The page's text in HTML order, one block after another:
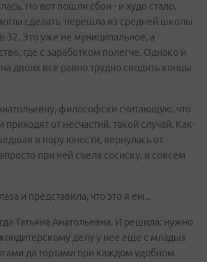
Но вот пошли сбои - и худо стало.
сделать, перешла из средней школы
Это уже не муниципальное, а
где с заработком полегче. Однако и
двоих все равно трудно сводить концы
философски считающую, что
от несчастий, такой случай. Как-
в пору юности, вернулась от
при ней съела сосиску, и совсем
и представила, что это я ем...
Татьяна Анатольевна. И решила: нужно
кондитерскому делу у нее еще с младых
да тортами при каждом удобном